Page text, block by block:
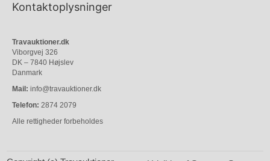
Kontaktoplysninger
Travauktioner.dk
Viborgvej 326
DK – 7840 Højslev
Danmark
Mail: info@travauktioner.dk
Telefon: 2874 2079
Alle rettigheder forbeholdes